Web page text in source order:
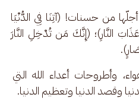
من حسنات! (آتِنَا فِي الدُّنْيَا
النَّارِ)؛ (إِنَّكَ مَن تُدْخِلِ النَّارَ
وأطروحات أعداء الله التي
وقصد الدنيا وتعظيم الدنيا.